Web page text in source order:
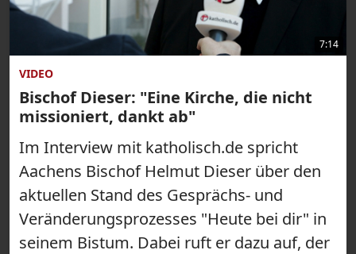
7:14
VIDEO
Bischof Dieser: "Eine Kirche, die nicht
missioniert, dankt ab"
Im Interview mit katholisch.de spricht
Aachens Bischof Helmut Dieser über den
aktuellen Stand des Gesprächs- und
Veränderungsprozesses "Heute bei dir" in
seinem Bistum. Dabei ruft er dazu auf, der